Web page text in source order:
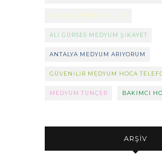
KAŞIK BÜYÜSÜ YAPILIŞI
ALI GÜRSES MEDYUM ŞIKAYET
ANTALYA MEDYUM ARIYORUM
GÜVENILIR MEDYUM HOCA
MEDYUM TUNÇER BAKIMCI
ARŞIV